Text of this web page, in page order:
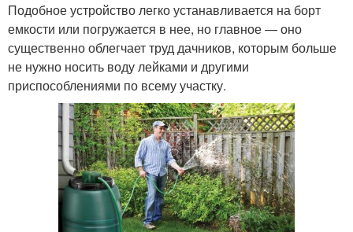
Подобное устройство легко устанавливается на борт
емкости или погружается в нее, но главное — оно
существенно облегчает труд дачников, которым больше
не нужно носить воду лейками и другими
приспособлениями по всему участку.